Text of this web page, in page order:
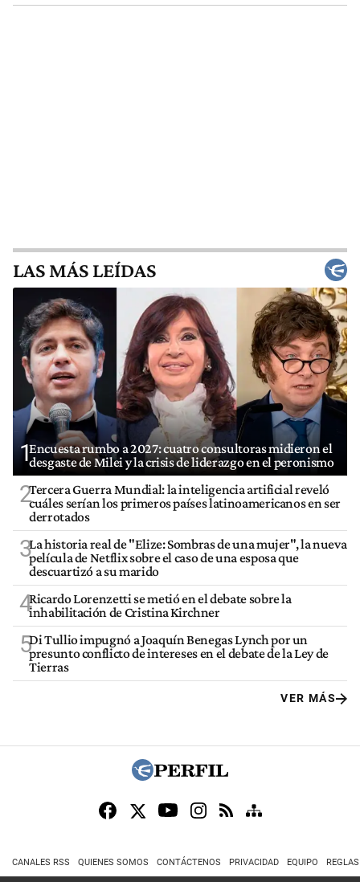
LAS MÁS LEÍDAS
1Encuesta rumbo a 2027: cuatro consultoras midieron el
desgaste de Milei y la crisis de liderazgo en el peronismo
2Tercera Guerra Mundial: la inteligencia artificial reveló
cuáles serían los primeros países latinoamericanos en ser
derrotados
3La historia real de "Elize: Sombras de una mujer", la nueva
película de Netflix sobre el caso de una esposa que
descuartizó a su marido
4Ricardo Lorenzetti se metió en el debate sobre la
inhabilitación de Cristina Kirchner
5Di Tullio impugnó a Joaquín Benegas Lynch por un
presunto conflicto de intereses en el debate de la Ley de
Tierras
VER MÁS
CANALES RSS QUIENES SOMOS CONTÁCTENOS PRIVACIDAD EQUIPO